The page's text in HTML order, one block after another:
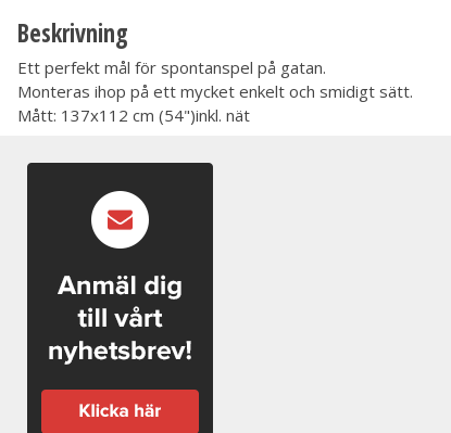
Beskrivning
Ett perfekt mål för spontanspel på gatan.
Monteras ihop på ett mycket enkelt och smidigt sätt.
Mått: 137x112 cm (54")inkl. nät